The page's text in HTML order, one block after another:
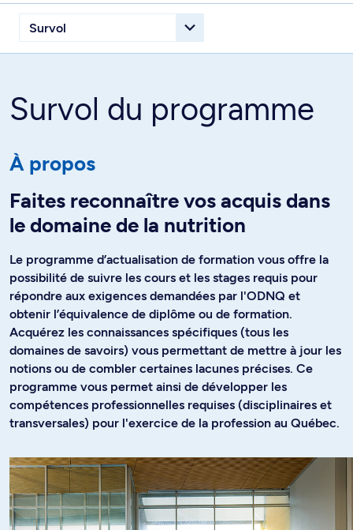
Survol du programme
À propos
Faites reconnaître vos acquis dans
le domaine de la nutrition
Le programme d’actualisation de formation vous offre la
possibilité de suivre les cours et les stages requis pour
répondre aux exigences demandées par l'ODNQ et
obtenir l’équivalence de diplôme ou de formation.
Acquérez les connaissances spécifiques (tous les
domaines de savoirs) vous permettant de mettre à jour les
notions ou de combler certaines lacunes précises. Ce
programme vous permet ainsi de développer les
compétences professionnelles requises (disciplinaires et
transversales) pour l'exercice de la profession au Québec.